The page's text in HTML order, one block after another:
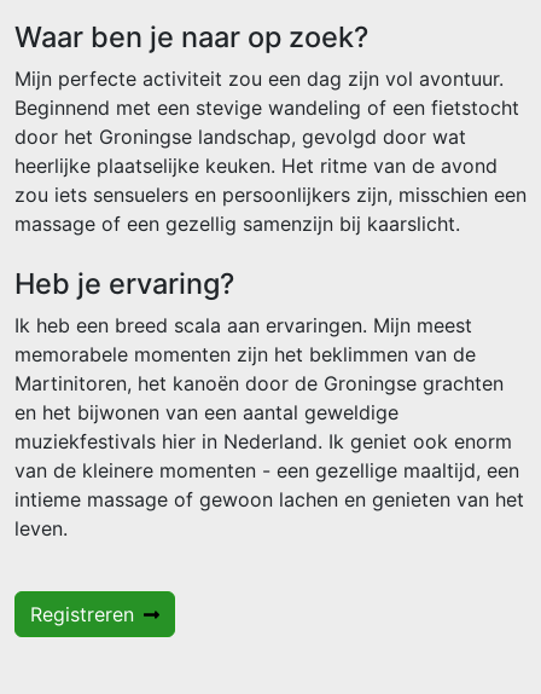
Waar ben je naar op zoek?
Mijn perfecte activiteit zou een dag zijn vol avontuur.
Beginnend met een stevige wandeling of een fietstocht
door het Groningse landschap, gevolgd door wat
heerlijke plaatselijke keuken. Het ritme van de avond
zou iets sensuelers en persoonlijkers zijn, misschien een
massage of een gezellig samenzijn bij kaarslicht.
Heb je ervaring?
Ik heb een breed scala aan ervaringen. Mijn meest
memorabele momenten zijn het beklimmen van de
Martinitoren, het kanoën door de Groningse grachten
en het bijwonen van een aantal geweldige
muziekfestivals hier in Nederland. Ik geniet ook enorm
van de kleinere momenten - een gezellige maaltijd, een
intieme massage of gewoon lachen en genieten van het
leven.
Registreren